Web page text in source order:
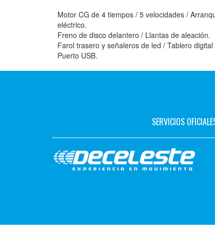
Motor CG de 4 tiempos / 5 velocidades /
eléctrico.
Freno de disco delantero / Llantas de aleación.
Farol trasero y señaleros de led / Tablero digital
Puerto USB.
SERVICIOS